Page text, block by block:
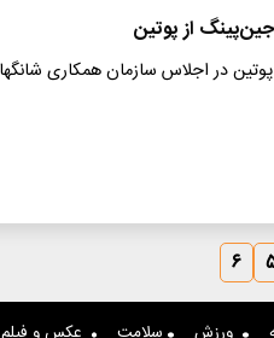
از پوتین
در اجلاس سازمان همکاری
۶